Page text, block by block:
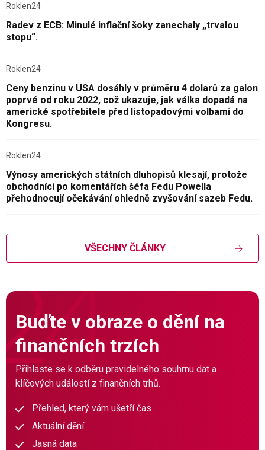
Roklen24
Radev z ECB: Minulé inflační šoky zanechaly „trvalou
stopu“.
Roklen24
Ceny benzinu v USA dosáhly v průměru 4 dolarů za galon
poprvé od roku 2022, což ukazuje, jak válka dopadá na
americké spotřebitele před listopadovými volbami do
Kongresu.
Roklen24
Výnosy amerických státních dluhopisů klesají, protože
obchodníci po komentářích šéfa Fedu Powella
přehodnocují očekávání ohledně zvyšování sazeb Fedu.
VŠECHNY ČLÁNKY
Buďte v obraze o dění na
finančních trzích
Přihlaste se k odběru pravidelného souhrnu dat a
klíčových událostí z finančních trhů.
Přehled, který vám ušetří čas
Aktuální dění
Jasná data